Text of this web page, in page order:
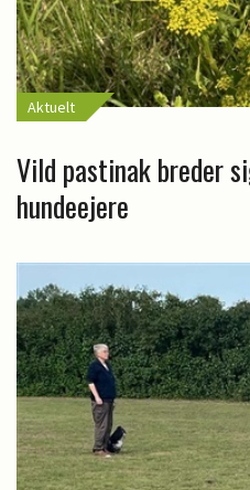
Aktuelt
Vild pastinak breder
hundeejere